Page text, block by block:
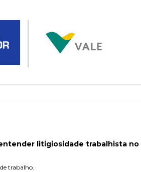
litigiosidade trabalhista no
trabalho.